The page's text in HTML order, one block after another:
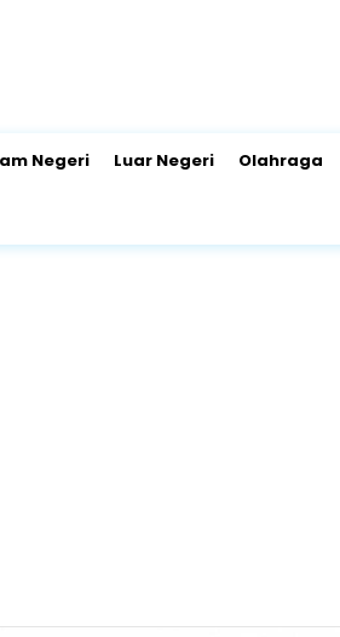
Negeri Luar Negeri Olahraga